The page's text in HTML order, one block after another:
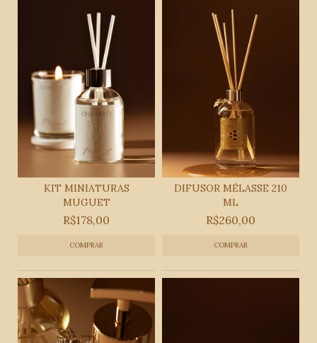
KIT MINIATURAS
MUGUET
R$178,00
DIFUSOR MÉLASSE 210
ML
R$260,00